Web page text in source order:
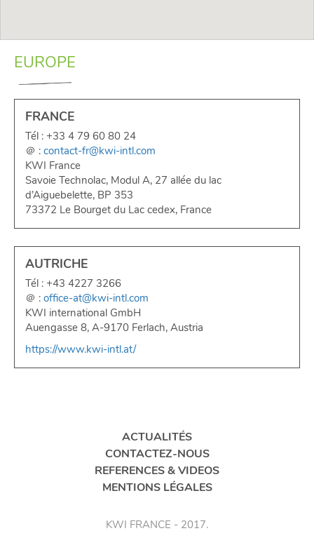
EUROPE
FRANCE
Tél : +33 4 79 60 80 24
＠ : contact-fr@kwi-intl.com
KWI France
Savoie Technolac, Modul A, 27 allée du lac
d’Aiguebelette, BP 353
73372 Le Bourget du Lac cedex, France
AUTRICHE
Tél : +43 4227 3266
＠ : office-at@kwi-intl.com
KWI international GmbH
Auengasse 8, A-9170 Ferlach, Austria
https://www.kwi-intl.at/
ACTUALITÉS
CONTACTEZ-NOUS
REFERENCES & VIDEOS
MENTIONS LÉGALES
KWI FRANCE - 2017.